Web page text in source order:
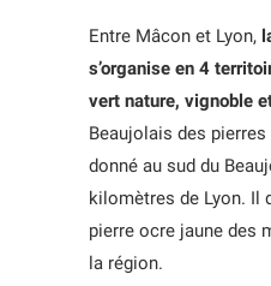
Entre Mâcon et Lyon,
s’organise en 4
vert nature, vignoble
Beaujolais des
donné au sud du
kilomètres de Lyon. Il
pierre ocre jaune des
la région.